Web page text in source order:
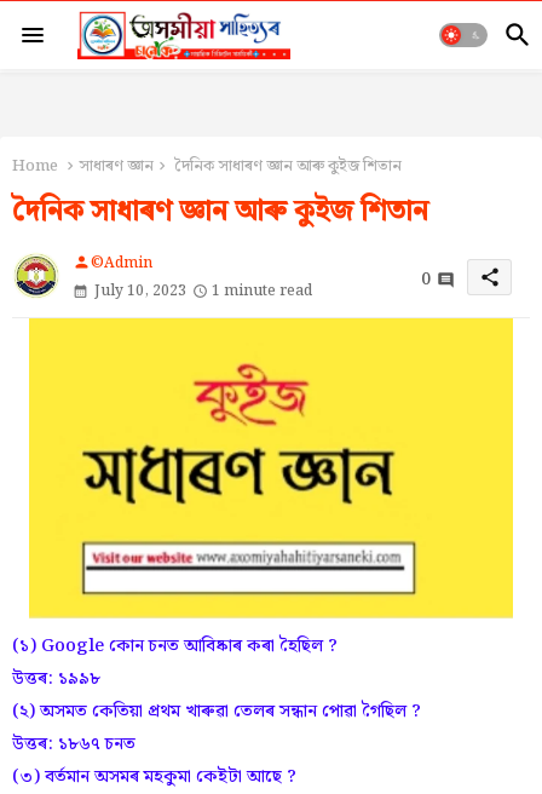
Home সাধাৰণ জ্ঞান দৈনিক সাধাৰণ জ্ঞান আৰু কুইজ শিতান
দৈনিক সাধাৰণ জ্ঞান আৰু কুইজ শিতান
person©Admin
July 10, 2023
1 minute read 0 share
(১) Google কোন চনত আবিষ্কাৰ কৰা হৈছিল ?
উত্তৰ: ১৯৯৮
(২) অসমত কেতিয়া প্ৰথম খাৰুৱা তেলৰ সন্ধান পোৱা গৈছিল ?
উত্তৰ: ১৮৬৭ চনত
(৩) বৰ্তমান অসমৰ মহকুমা কেইটা আছে ?